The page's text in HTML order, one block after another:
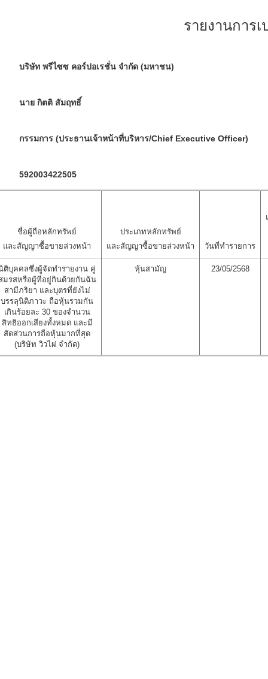
รายงานการ
บริษัท พรีไซซ คอร์ปอเรชั่น จำกัด (มหาชน)
นาย กิตติ สัมฤทธิ์
กรรมการ (ประธานเจ้าหน้าที่บริหาร/Chief Executive Officer)
592003422505
ชื่อผู้ถือหลักทรัพย์
และสัญญาซื้อขายล่วงหน้า
ประเภทหลักทรัพย์
และสัญญาซื้อขายล่วงหน้า
วันที่ทำรายการ
ติบุคคลซึ่งผู้จัดทำรายงาน คู่
มรสหรือผู้ที่อยู่กินด้วยกันฉัน
สามีภริยา และบุตรที่ยังไม่
บรรลุนิติภาวะ ถือหุ้นรวมกัน
เกินร้อยละ 30 ของจำนวน
สิทธิออกเสียงทั้งหมด และมี
สัดส่วนการถือหุ้นมากที่สุด
(บริษัท วิวไผ่ จำกัด)
หุ้นสามัญ 23/05/2568